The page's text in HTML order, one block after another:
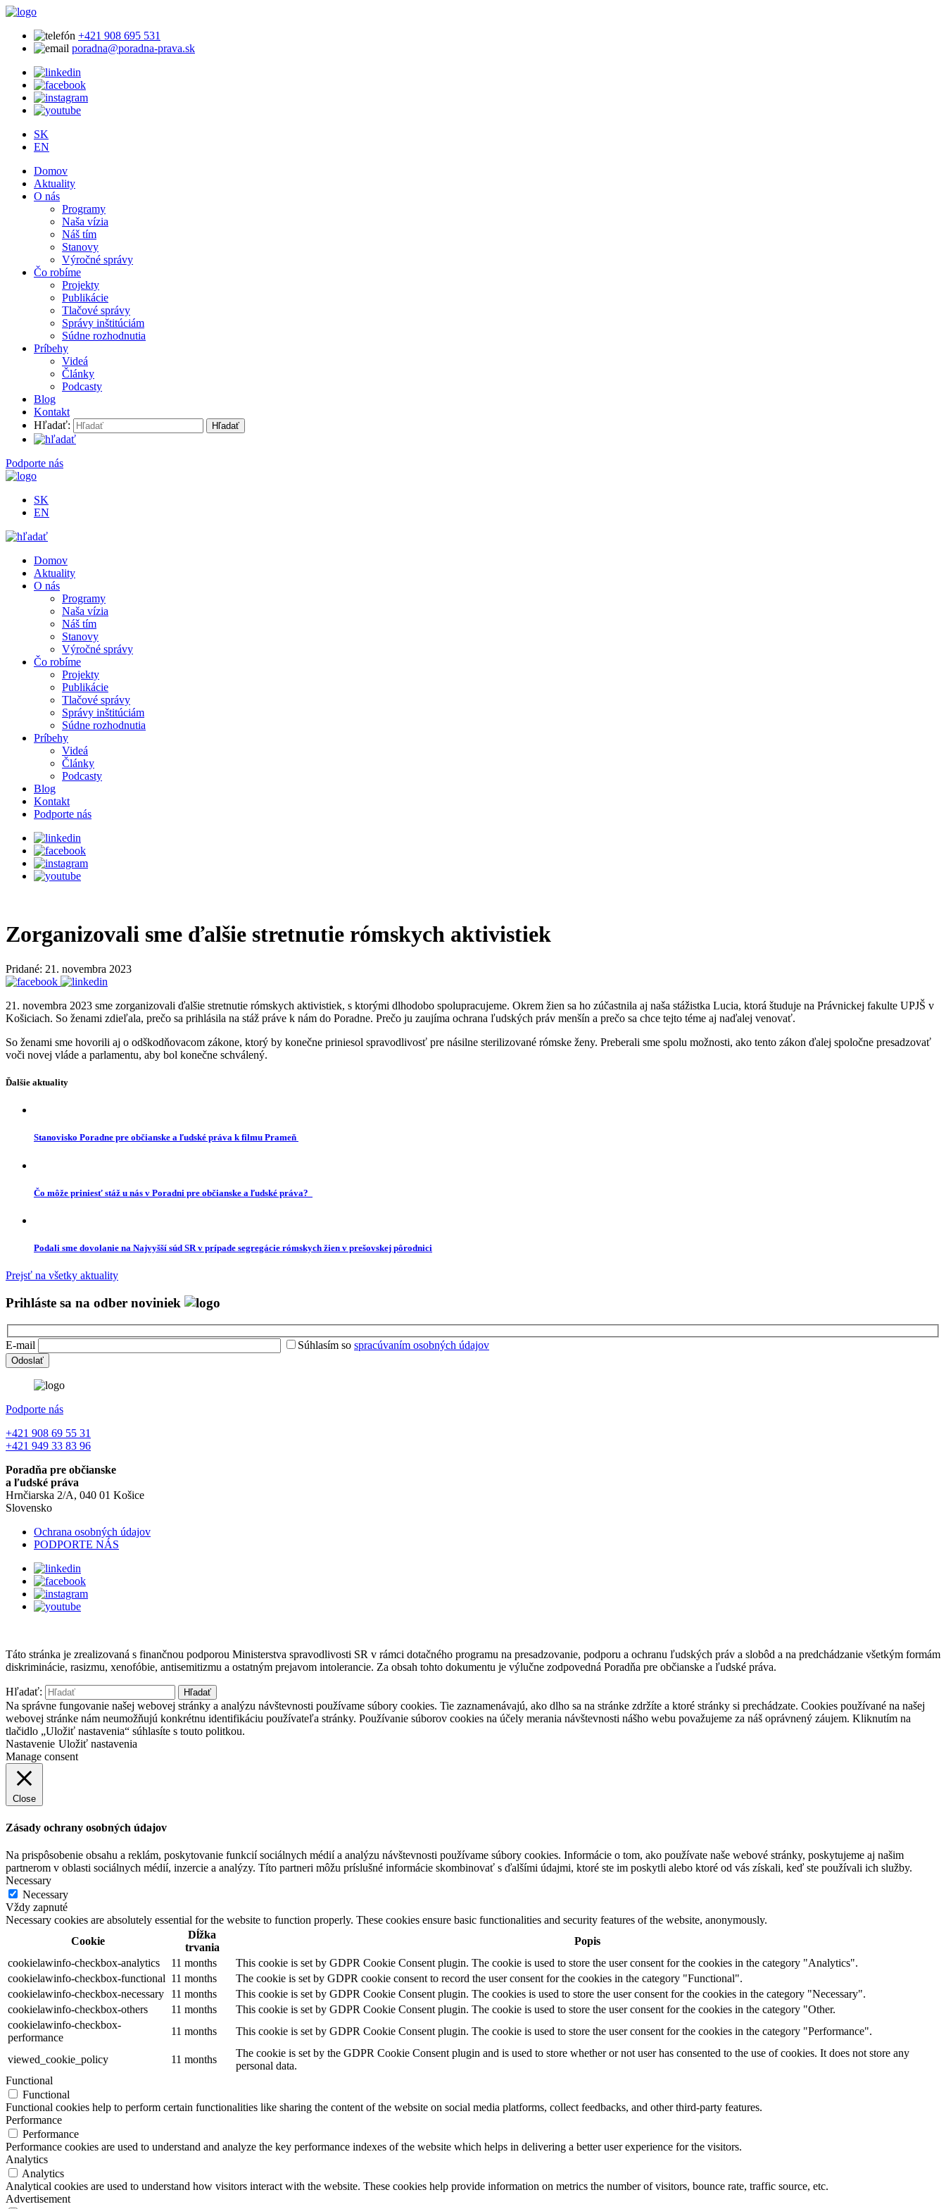
+421 908 695 531
poradna@poradna-prava.sk
SK
EN
Domov
Aktuality
O nás
Programy
Naša vízia
Náš tím
Stanovy
Výročné správy
Čo robíme
Projekty
Publikácie
Tlačové správy
Správy inštitúciám
Súdne rozhodnutia
Príbehy
Videá
Články
Podcasty
Blog
Kontakt
Hľadať:
Podporte nás
SK
EN
Domov
Aktuality
O nás
Programy
Naša vízia
Náš tím
Stanovy
Výročné správy
Čo robíme
Projekty
Publikácie
Tlačové správy
Správy inštitúciám
Súdne rozhodnutia
Príbehy
Videá
Články
Podcasty
Blog
Kontakt
Podporte nás
Zorganizovali sme ďalšie stretnutie rómskych aktivistiek
Pridané: 21. novembra 2023
21. novembra 2023 sme zorganizovali ďalšie stretnutie rómskych aktivistiek, s ktorými dlhodobo spolupracujeme. Okrem žien sa ho zúčastnila aj naša stážistka Lucia, ktorá študuje na Právnickej fakulte UPJŠ v
Košiciach. So ženami zdieľala, prečo sa prihlásila na stáž práve k nám do Poradne. Prečo ju zaujíma ochrana ľudských práv menšín a prečo sa chce tejto téme aj naďalej venovať.
So ženami sme hovorili aj o odškodňovacom zákone, ktorý by konečne priniesol spravodlivosť pre násilne sterilizované rómske ženy. Preberali sme spolu možnosti, ako tento zákon ďalej spoločne presadzovať
voči novej vláde a parlamentu, aby bol konečne schválený.
Ďalšie aktuality
Stanovisko Poradne pre občianske a ľudské práva k filmu Prameň
Čo môže priniesť stáž u nás v Poradni pre občianske a ľudské práva?
Podali sme dovolanie na Najvyšší súd SR v prípade segregácie rómskych žien v prešovskej pôrodnici
Prejsť na všetky aktuality
Prihláste sa na odber noviniek
E-mail Súhlasím so spracúvaním osobných údajov
Podporte nás
+421 908 69 55 31
+421 949 33 83 96
Poradňa pre občianske
a ľudské práva
Hrnčiarska 2/A, 040 01 Košice
Slovensko
Ochrana osobných údajov
PODPORTE NÁS
Táto stránka je zrealizovaná s finančnou podporou Ministerstva spravodlivosti SR v rámci dotačného programu na presadzovanie, podporu a ochranu ľudských práv a slobôd a na predchádzanie všetkým formám
diskriminácie, rasizmu, xenofóbie, antisemitizmu a ostatným prejavom intolerancie. Za obsah tohto dokumentu je výlučne zodpovedná Poradňa pre občianske a ľudské práva.
Hľadať:
Na správne fungovanie našej webovej stránky a analýzu návštevnosti používame súbory cookies. Tie zaznamenávajú, ako dlho sa na stránke zdržíte a ktoré stránky si prechádzate. Cookies používané na našej
webovej stránke nám neumožňujú konkrétnu identifikáciu používateľa stránky. Používanie súborov cookies na účely merania návštevnosti nášho webu považujeme za náš oprávnený záujem. Kliknutím na
tlačidlo „Uložiť nastavenia“ súhlasíte s touto politkou.
Nastavenie Uložiť nastavenia
Manage consent
Close
Zásady ochrany osobných údajov
Na prispôsobenie obsahu a reklám, poskytovanie funkcií sociálnych médií a analýzu návštevnosti používame súbory cookies. Informácie o tom, ako používate naše webové stránky, poskytujeme aj našim
partnerom v oblasti sociálnych médií, inzercie a analýzy. Títo partneri môžu príslušné informácie skombinovať s ďalšími údajmi, ktoré ste im poskytli alebo ktoré od vás získali, keď ste používali ich služby.
Necessary
Necessary
Vždy zapnuté
Necessary cookies are absolutely essential for the website to function properly. These cookies ensure basic functionalities and security features of the website, anonymously.
Cookie
Dĺžka
trvania
Popis
cookielawinfo-checkbox-analytics
11 months
This cookie is set by GDPR Cookie Consent plugin. The cookie is used to store the user consent for the cookies in the category "Analytics".
cookielawinfo-checkbox-functional 11 months
The cookie is set by GDPR cookie consent to record the user consent for the cookies in the category "Functional".
cookielawinfo-checkbox-necessary
11 months
This cookie is set by GDPR Cookie Consent plugin. The cookies is used to store the user consent for the cookies in the category "Necessary".
cookielawinfo-checkbox-others
11 months
This cookie is set by GDPR Cookie Consent plugin. The cookie is used to store the user consent for the cookies in the category "Other.
cookielawinfo-checkbox-
performance
11 months This cookie is set by GDPR Cookie Consent plugin. The cookie is used to store the user consent for the cookies in the category "Performance".
viewed_cookie_policy 11 months
The cookie is set by the GDPR Cookie Consent plugin and is used to store whether or not user has consented to the use of cookies. It does not store any
personal data.
Functional
Functional
Functional cookies help to perform certain functionalities like sharing the content of the website on social media platforms, collect feedbacks, and other third-party features.
Performance
Performance
Performance cookies are used to understand and analyze the key performance indexes of the website which helps in delivering a better user experience for the visitors.
Analytics
Analytics
Analytical cookies are used to understand how visitors interact with the website. These cookies help provide information on metrics the number of visitors, bounce rate, traffic source, etc.
Advertisement